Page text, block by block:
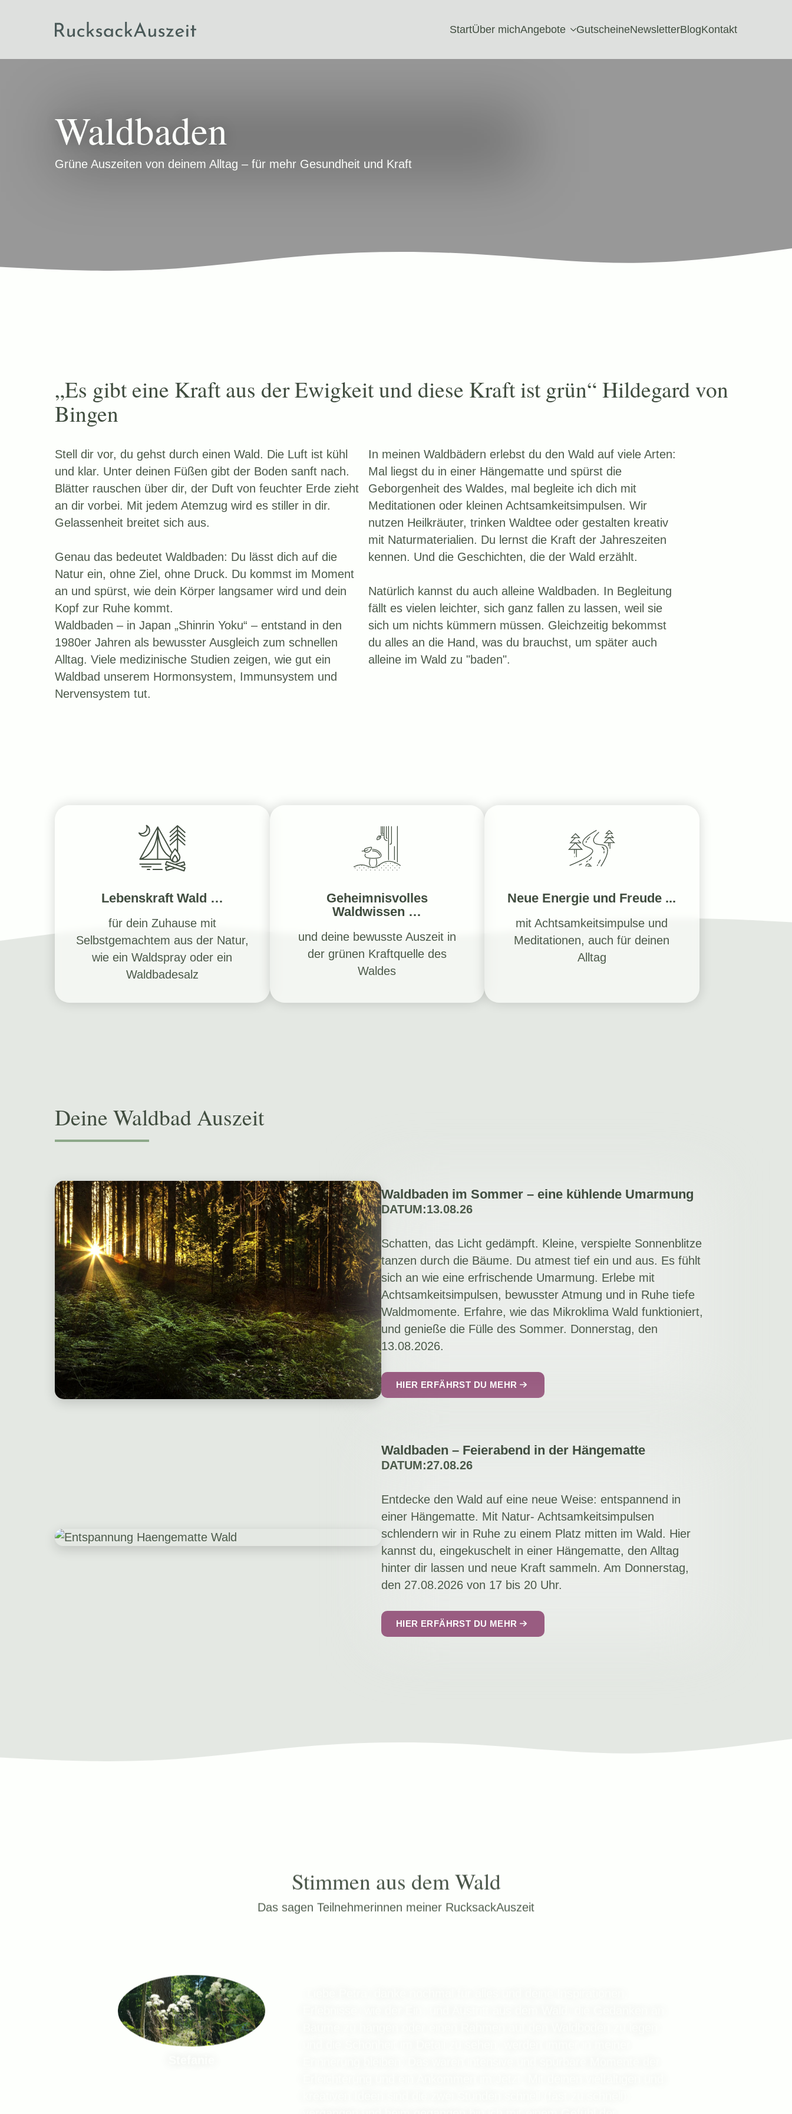
StartÜber michAngebote GutscheineNewsletterBlogKontakt
Waldbaden
Grüne Auszeiten von deinem Alltag – für mehr Gesundheit und Kraft
„Es gibt eine Kraft aus der Ewigkeit und diese Kraft ist grün“ Hildegard von
Bingen
Stell dir vor, du gehst durch einen Wald. Die Luft ist kühl
und klar. Unter deinen Füßen gibt der Boden sanft nach.
Blätter rauschen über dir, der Duft von feuchter Erde zieht
an dir vorbei. Mit jedem Atemzug wird es stiller in dir.
Gelassenheit breitet sich aus.
Genau das bedeutet Waldbaden: Du lässt dich auf die
Natur ein, ohne Ziel, ohne Druck. Du kommst im Moment
an und spürst, wie dein Körper langsamer wird und dein
Kopf zur Ruhe kommt.
Waldbaden – in Japan „Shinrin Yoku“ – entstand in den
1980er Jahren als bewusster Ausgleich zum schnellen
Alltag. Viele medizinische Studien zeigen, wie gut ein
Waldbad unserem Hormonsystem, Immunsystem und
Nervensystem tut.
In meinen Waldbädern erlebst du den Wald auf viele Arten:
Mal liegst du in einer Hängematte und spürst die
Geborgenheit des Waldes, mal begleite ich dich mit
Meditationen oder kleinen Achtsamkeitsimpulsen. Wir
nutzen Heilkräuter, trinken Waldtee oder gestalten kreativ
mit Naturmaterialien. Du lernst die Kraft der Jahreszeiten
kennen. Und die Geschichten, die der Wald erzählt.
Natürlich kannst du auch alleine Waldbaden. In Begleitung
fällt es vielen leichter, sich ganz fallen zu lassen, weil sie
sich um nichts kümmern müssen. Gleichzeitig bekommst
du alles an die Hand, was du brauchst, um später auch
alleine im Wald zu "baden".
Lebenskraft Wald …
für dein Zuhause mit
Selbstgemachtem aus der Natur,
wie ein Waldspray oder ein
Waldbadesalz
Geheimnisvolles
Waldwissen …
und deine bewusste Auszeit in
der grünen Kraftquelle des
Waldes
Neue Energie und Freude ...
mit Achtsamkeitsimpulse und
Meditationen, auch für deinen
Alltag
Deine Waldbad Auszeit
Waldbaden im Sommer – eine kühlende Umarmung
DATUM:13.08.26
Schatten, das Licht gedämpft. Kleine, verspielte Sonnenblitze
tanzen durch die Bäume. Du atmest tief ein und aus. Es fühlt
sich an wie eine erfrischende Umarmung. Erlebe mit
Achtsamkeitsimpulsen, bewusster Atmung und in Ruhe tiefe
Waldmomente. Erfahre, wie das Mikroklima Wald funktioniert,
und genieße die Fülle des Sommer. Donnerstag, den
13.08.2026.
HIER ERFÄHRST DU MEHR
Waldbaden – Feierabend in der Hängematte
DATUM:27.08.26
Entdecke den Wald auf eine neue Weise: entspannend in
einer Hängematte. Mit Natur- Achtsamkeitsimpulsen
schlendern wir in Ruhe zu einem Platz mitten im Wald. Hier
kannst du, eingekuschelt in einer Hängematte, den Alltag
hinter dir lassen und neue Kraft sammeln. Am Donnerstag,
den 27.08.2026 von 17 bis 20 Uhr.
HIER ERFÄHRST DU MEHR
Stimmen aus dem Wald
Das sagen Teilnehmerinnen meiner RucksackAuszeit